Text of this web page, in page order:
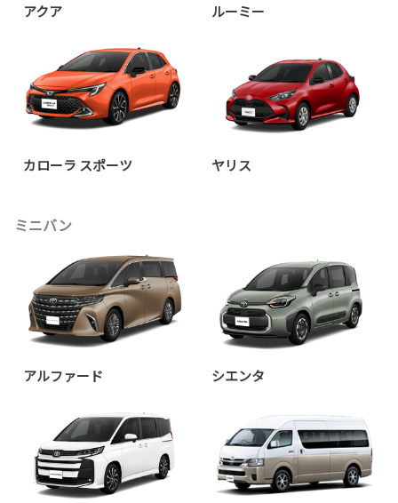
アクア ルーミー
カローラ スポーツ ヤリス
ミニバン
アルファード シエンタ